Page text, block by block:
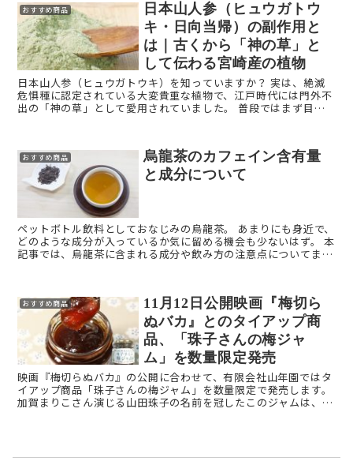
おすすめ商品
日本山人参（ヒュウガトウ
キ・日向当帰）の副作用と
は｜古くから「神の草」と
して伝わる宮崎産の植物
日本山人参（ヒュウガトウキ）を知っていますか？ 実は、絶滅
危惧種に認定されている大変貴重な植物で、江戸時代には門外不
出の「神の草」として愛用されていました。 普段ではまず目に
おすすめ商品
烏龍茶のカフェイン含有量
と成分について
ペットボトル飲料としておなじみの烏龍茶。 あまりにも身近で、
どのような成分が入っているか気に留める機会も少ないはず。 本
記事では、烏龍茶に含まれる成分や飲み方の注意点についてまと
おすすめ商品
11月12日公開映画『梅切ら
ぬバカ』とのタイアップ商
品、「珠子さんの梅ジャ
ム」を数量限定発売
映画『梅切らぬバカ』の公開に合わせて、有限会社山年園ではタ
イアップ商品「珠子さんの梅ジャム」を数量限定で発売します。
加賀まりこさん演じる山田珠子の名前を冠したこのジャムは、作